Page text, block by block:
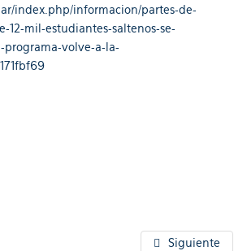
index.php/informacion/partes-de-
12-mil-estudiantes-saltenos-se-
programa-volve-a-la-
Siguiente